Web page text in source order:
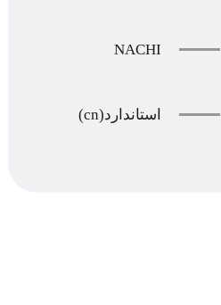
NACHI
استاندارد(cn)